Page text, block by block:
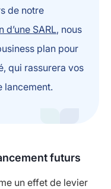
de notre
d’une SARL, nous
plan pour
qui rassurera vos
lancement.
futurs
un effet de levier